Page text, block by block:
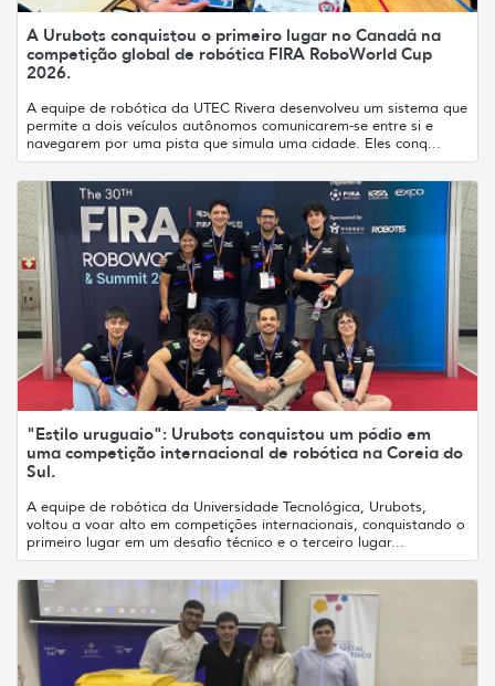
A Urubots conquistou o primeiro lugar no Canadá na
competição global de robótica FIRA RoboWorld Cup
2026.
A equipe de robótica da UTEC Rivera desenvolveu um sistema que
permite a dois veículos autônomos comunicarem-se entre si e
navegarem por uma pista que simula uma cidade. Eles conq...
"Estilo uruguaio": Urubots conquistou um pódio em
uma competição internacional de robótica na Coreia do
Sul.
A equipe de robótica da Universidade Tecnológica, Urubots,
voltou a voar alto em competições internacionais, conquistando o
primeiro lugar em um desafio técnico e o terceiro lugar...